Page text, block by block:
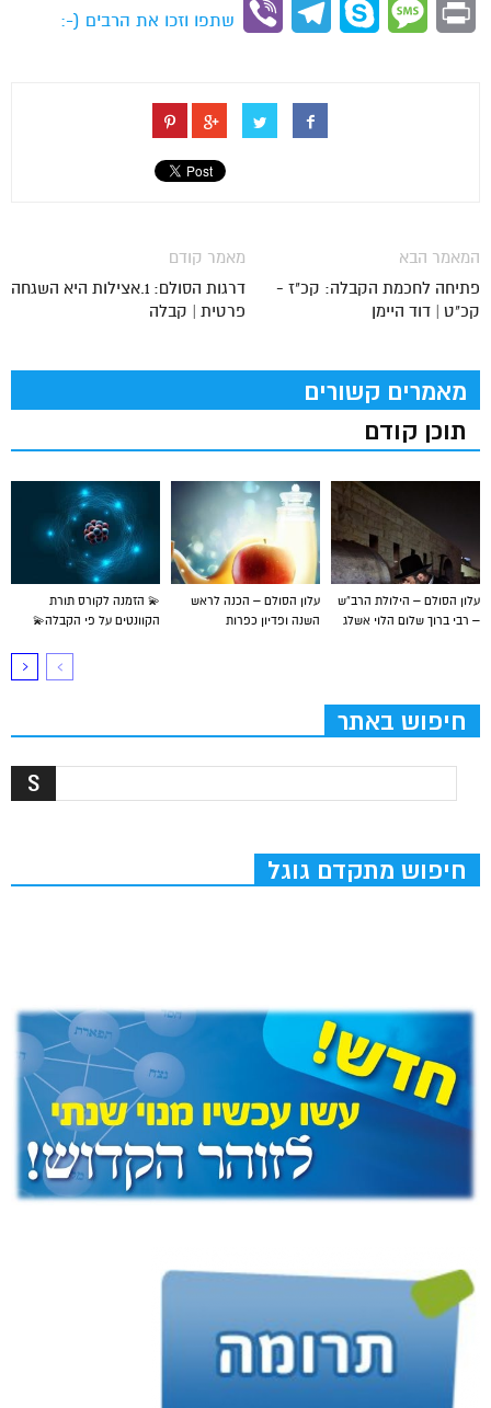
Print
Message
Skype
Telegram
Viber
שתפו וזכו את הרבים (-:
מאמר קודם
דרגות הסולם: 1.אצילות היא השגחה
פרטית | קבלה
המאמר הבא
פתיחה לחכמת הקבלה: קכ"ז -
קכ"ט | דוד היימן
מאמרים קשורים
תוכן קודם
💫 הזמנה לקורס תורת
הקוונטים על פי הקבלה💫
עלון הסולם – הכנה לראש
השנה ופדיון כפרות
עלון הסולם – הילולת הרב”ש
– רבי ברוך שלום הלוי אשלג
חיפוש באתר
חיפוש מתקדם גוגל